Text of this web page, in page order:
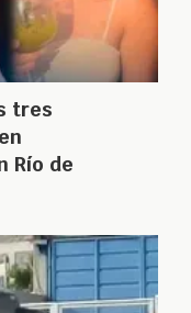
tres
Río de